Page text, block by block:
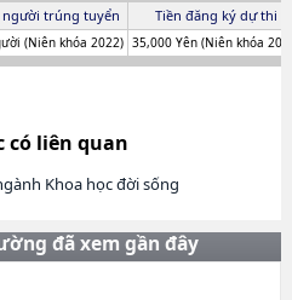
người trúng tuyển Tiền đăng ký dự thi
(Niên khóa 2022) 35,000 Yên (Niên khóa
liên quan
Khoa học đời sống
đã xem gần đây